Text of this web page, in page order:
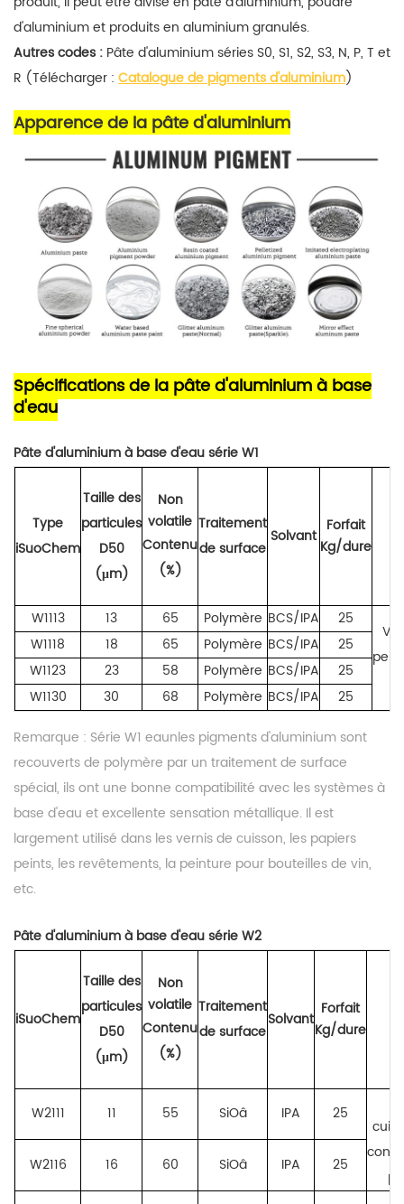
d'aluminium et produits en aluminium granulés.
Autres codes : Pâte d'aluminium séries S0, S1, S2, S3, N, P, T et
R (Télécharger : Catalogue de pigments d'aluminium)
Apparence de la pâte d'aluminium
Spécifications de la pâte d'aluminium à base
d'eau
Pâte d'aluminium à base d'eau série W1
Type
iSuoChem
Taille des
particules
D50
(μm)
Non
volatile
Contenu
(%)
Traitement
de surface
Solvant
Forfait
Kg/dure
W1113 13 65 Polymère BCS/IPA 25
W1118 18 65 Polymère BCS/IPA
25
W1123
23 58 Polymère BCS/IPA
25
W1130
30 68 Polymère BCS/IPA
25
Remarque : Série W1 eaunles pigments d'aluminium sont
recouverts de polymère par un traitement de surface
spécial, ils ont une bonne compatibilité avec les systèmes à
base d'eau et excellente sensation métallique. Il est
largement utilisé dans les vernis de cuisson, les papiers
peints, les revêtements, la peinture pour bouteilles de vin,
etc.
Pâte d'aluminium à base d'eau série W2
iSuoChem
Taille des
particules
D50
(μm)
Non
volatile
Contenu
(%)
Traitement
de surface
Solvant
Forfait
Kg/dure
W2111 11 55 SiOâ IPA 25
W2116 16 60 SiOâ IPA 25